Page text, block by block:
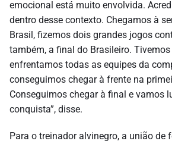
emocional está muito envolvida.
dentro desse contexto. Chegamos à
Brasil, fizemos dois grandes jogos
também, a final do Brasileiro.
enfrentamos todas as equipes da
conseguimos chegar à frente na
Conseguimos chegar à final e vamos
conquista”, disse.
Para o treinador alvinegro, a união de